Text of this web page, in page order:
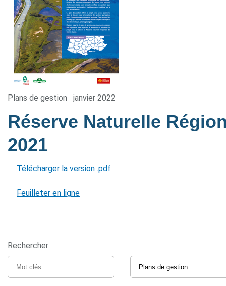
Plans de gestion janvier 2022
Réserve Naturelle
2021
Télécharger la version .pdf
Feuilleter en ligne
Rechercher